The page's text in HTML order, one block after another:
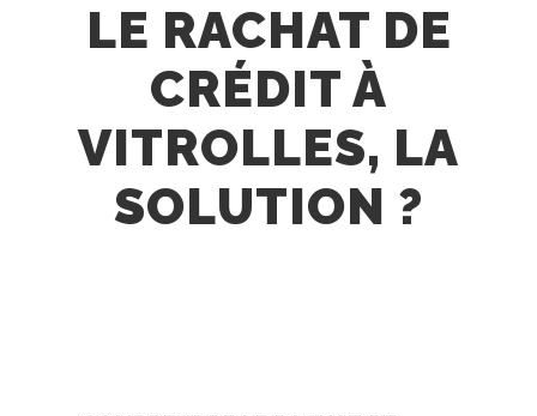
LE RACHAT DE
CRÉDIT À
VITROLLES, LA
SOLUTION ?